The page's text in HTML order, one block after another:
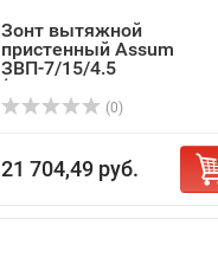
Зонт вытяжной
пристенный Assum
ЗВП-7/15/4.5
(ЗВП-700/1500...
(0)
21 704,49 руб.